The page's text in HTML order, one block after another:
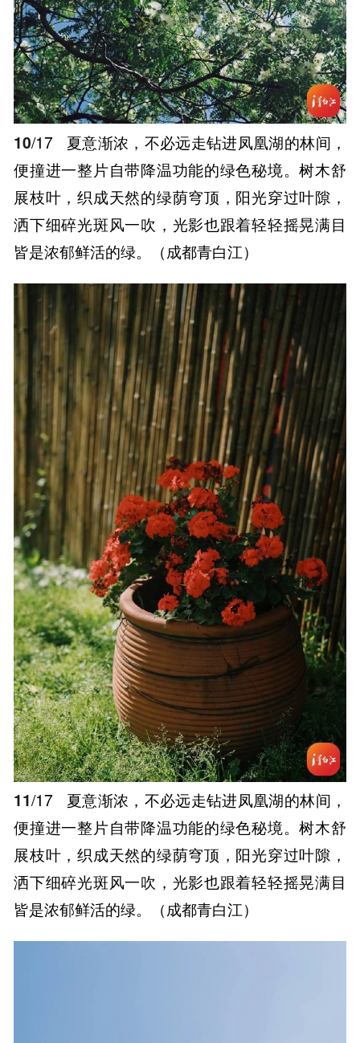
10/17
夏意渐浓，不必远走钻进凤凰湖的林间，
便撞进一整片自带降温功能的绿色秘境。树木舒
展枝叶，织成天然的绿荫穹顶，阳光穿过叶隙，
洒下细碎光斑风一吹，光影也跟着轻轻摇晃满目
皆是浓郁鲜活的绿。（成都青白江）
11/17
夏意渐浓，不必远走钻进凤凰湖的林间，
便撞进一整片自带降温功能的绿色秘境。树木舒
展枝叶，织成天然的绿荫穹顶，阳光穿过叶隙，
洒下细碎光斑风一吹，光影也跟着轻轻摇晃满目
皆是浓郁鲜活的绿。（成都青白江）